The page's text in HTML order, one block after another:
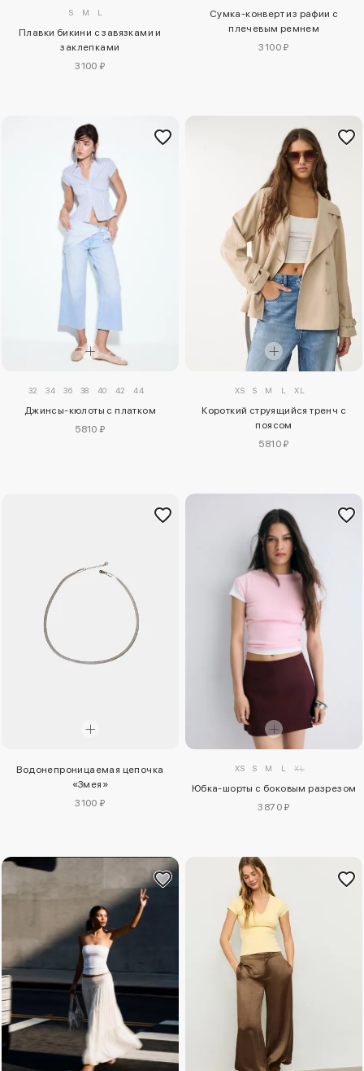
S M L
Плавки бикини с завязками и
заклепками
3100 ₽
Сумка-конверт из рафии с
плечевым ремнем
3100 ₽
32 34 36 38 40 42 44
Джинсы-кюлоты с платком
5810 ₽
XS S M L XL
Короткий струящийся тренч с
поясом
5810 ₽
Водонепроницаемая цепочка
«Змея»
3100 ₽
XS S M L XL
Юбка-шорты с боковым разрезом
3870 ₽